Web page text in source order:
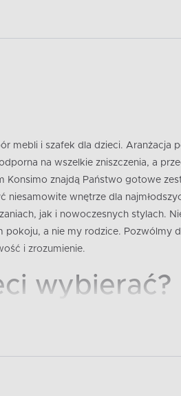
mebli i szafek dla dzieci. Aranżacja
na wszelkie zniszczenia, a
Konsimo znajdą Państwo gotowe
wnętrze dla
jak i nowoczesnych stylach.
pokoju, a nie my rodzice. Pozwólmy
i zrozumienie.
wybierać?
dzieci wybierać? Przy wyborze szafki
Istnieje wiele różnych rodzajów
niskie komody, wysokie